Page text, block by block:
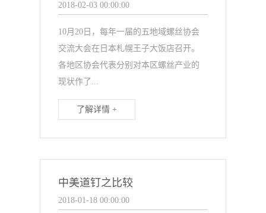
2018-02-03 00:00:00
10月20日，每年一届的五地域螺丝协会
交流大会在日本札幌王子大饭店召开。
各地区协会代表分别对本区螺丝产业的
现状作了...
了解详情 +
中美道钉之比较
2018-01-18 00:00:00